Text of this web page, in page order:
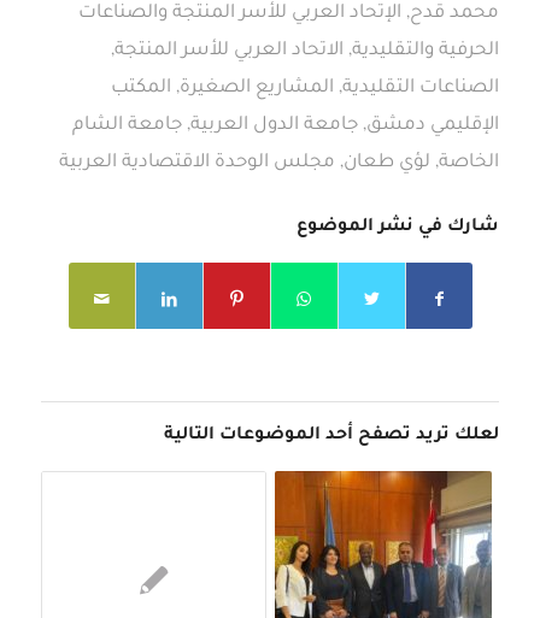
محمد قدح, الإتحاد العربي للأسر المنتجة والصناعات
الحرفية والتقليدية, الاتحاد العربي للأسر المنتجة,
الصناعات التقليدية, المشاريع الصغيرة, المكتب
الإقليمي دمشق, جامعة الدول العربية, جامعة الشام
الخاصة, لؤي طعان, مجلس الوحدة الاقتصادية العربية
شارك في نشر الموضوع
لعلك تريد تصفح أحد الموضوعات التالية